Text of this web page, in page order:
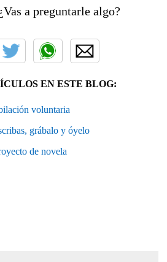
a preguntarle algo?
EN ESTE BLOG:
voluntaria
grábalo y óyelo
de novela